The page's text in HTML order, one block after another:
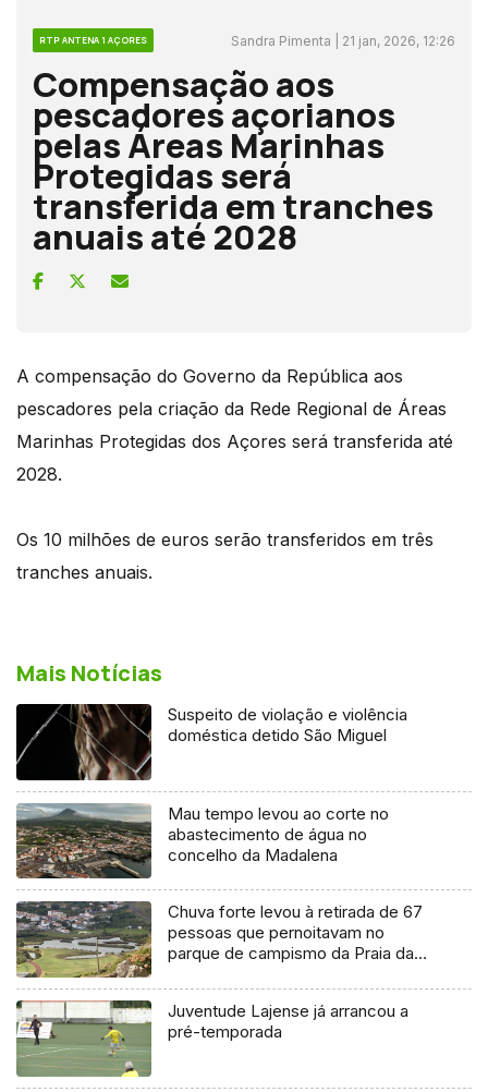
RTP ANTENA 1 AÇORES Sandra Pimenta | 21 jan, 2026, 12:26
Compensação aos
pescadores açorianos
pelas Áreas Marinhas
Protegidas será
transferida em tranches
anuais até 2028
A compensação do Governo da República aos
pescadores pela criação da Rede Regional de Áreas
Marinhas Protegidas dos Açores será transferida até
2028.
Os 10 milhões de euros serão transferidos em três
tranches anuais.
Mais Notícias
Suspeito de violação e violência
doméstica detido São Miguel
Mau tempo levou ao corte no
abastecimento de água no
concelho da Madalena
Chuva forte levou à retirada de 67
pessoas que pernoitavam no
parque de campismo da Praia da
Juventude Lajense já arrancou a
pré-temporada